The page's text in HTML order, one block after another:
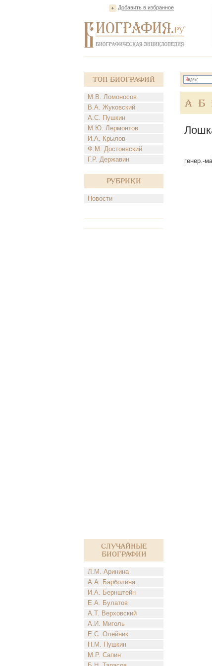
Добавить в избранное
Топ Биографий
М.В. Ломоносов
В.А. Жуковский
А.С. Пушкин
М.Ю. Лермонтов
И.А. Крылов
Ф.М. Достоевский
Г.Р. Державин
Рубрики
Новости
Случайные
биографии
Л.М. Аринина
А.А. Барболина
И.А. Бернштейн
Е.А. Булатов
А.Т. Верховский
А.И. Миголь
Е.С. Олейник
Н.М. Пушкин
М.Р. Сапин
А Б
генер.-